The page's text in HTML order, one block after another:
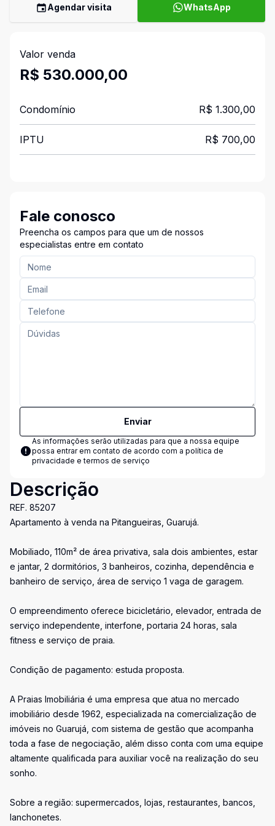
Agendar visita WhatsApp
Valor venda
R$ 530.000,00
Condomínio R$ 1.300,00
IPTU R$ 700,00
Fale conosco
Preencha os campos para que um de nossos
especialistas entre em contato
Enviar
As informações serão utilizadas para que a nossa equipe
possa entrar em contato de acordo com a política de
privacidade e termos de serviço
Descrição
REF. 85207
Apartamento à venda na Pitangueiras, Guarujá.
Mobiliado, 110m² de área privativa, sala dois ambientes, estar
e jantar, 2 dormitórios, 3 banheiros, cozinha, dependência e
banheiro de serviço, área de serviço 1 vaga de garagem.
O empreendimento oferece bicicletário, elevador, entrada de
serviço independente, interfone, portaria 24 horas, sala
fitness e serviço de praia.
Condição de pagamento: estuda proposta.
A Praias Imobiliária é uma empresa que atua no mercado
imobiliário desde 1962, especializada na comercialização de
imóveis no Guarujá, com sistema de gestão que acompanha
toda a fase de negociação, além disso conta com uma equipe
altamente qualificada para auxiliar você na realização do seu
sonho.
Sobre a região: supermercados, lojas, restaurantes, bancos,
lanchonetes.